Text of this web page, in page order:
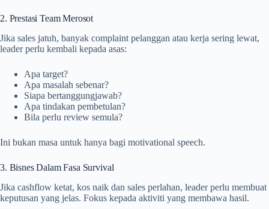
2. Prestasi Team Merosot
Jika sales jatuh, banyak complaint pelanggan atau kerja sering lewat,
leader perlu kembali kepada asas:
Apa target?
Apa masalah sebenar?
Siapa bertanggungjawab?
Apa tindakan pembetulan?
Bila perlu review semula?
Ini bukan masa untuk hanya bagi motivational speech.
3. Bisnes Dalam Fasa Survival
Jika cashflow ketat, kos naik dan sales perlahan, leader perlu membuat
keputusan yang jelas. Fokus kepada aktiviti yang membawa hasil.